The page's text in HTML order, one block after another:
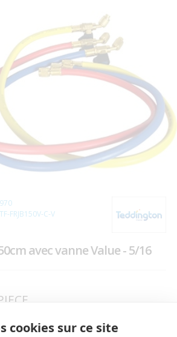
FRJB150V-C-V
avec vanne Value - 5/16
cookies sur ce site